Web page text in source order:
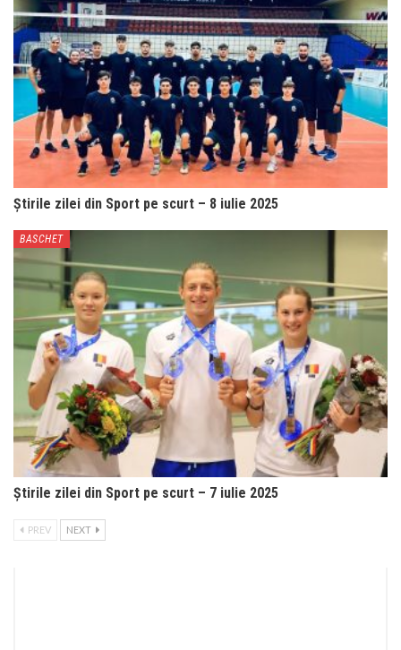
Știrile zilei din Sport pe scurt – 8 iulie 2025
BASCHET
Știrile zilei din Sport pe scurt – 7 iulie 2025
PREV NEXT